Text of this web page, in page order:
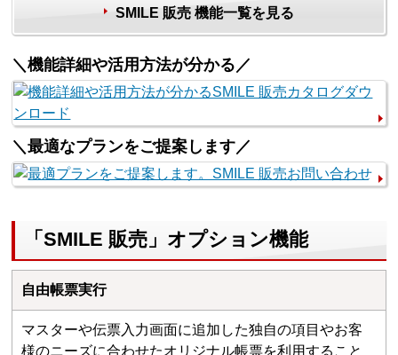
SMILE 販売 機能一覧を見る
＼機能詳細や活用方法が分かる／
＼最適なプランをご提案します／
「SMILE 販売」オプション機能
自由帳票実行
マスターや伝票入力画面に追加した独自の項目やお客
様のニーズに合わせたオリジナル帳票を利用すること